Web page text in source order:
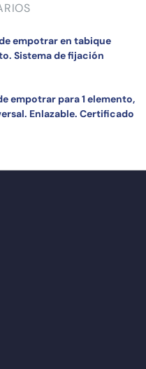
empotrar en tabique
Sistema de fijación
empotrar para 1 elemento,
Enlazable. Certificado